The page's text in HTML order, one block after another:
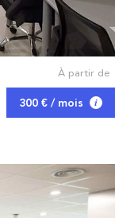
À partir de
300 € / mois